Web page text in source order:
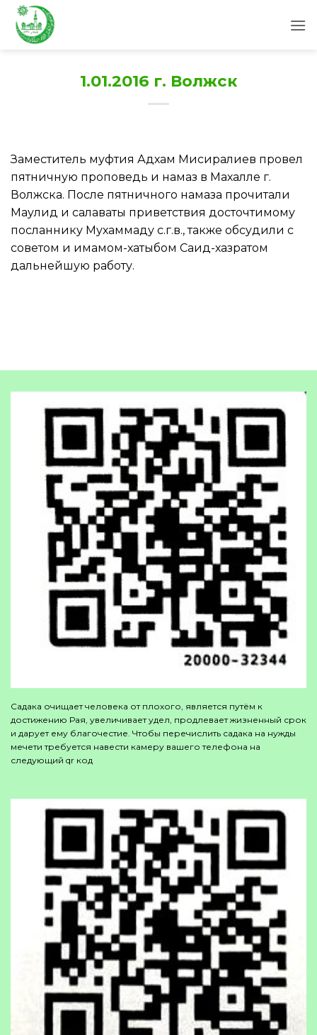
Skip
content
1.01.2016 г. Волжск
Заместитель муфтия Адхам Мисиралиев провел
пятничную проповедь и намаз в Махалле г.
Волжска. После пятничного намаза прочитали
Маулид и салаваты приветствия досточтимому
посланнику Мухаммаду с.г.в., также обсудили с
советом и имамом-хатыбом Саид-хазратом
дальнейшую работу.
Садака очищает человека от плохого, является путём к
достижению Рая, увеличивает удел, продлевает жизненный срок
и дарует ему благочестие. Чтобы перечислить садака на нужды
мечети требуется навести камеру вашего телефона на
следующий qr код